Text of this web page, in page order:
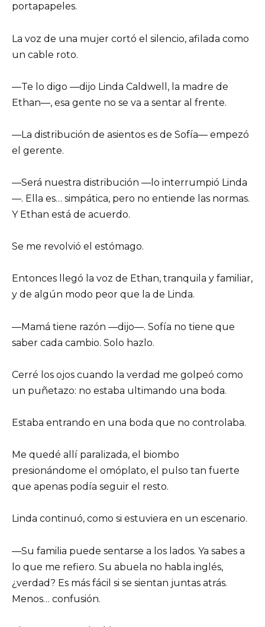
portapapeles.
La voz de una mujer cortó el silencio, afilada como
un cable roto.
—Te lo digo —dijo Linda Caldwell, la madre de
Ethan—, esa gente no se va a sentar al frente.
—La distribución de asientos es de Sofía— empezó
el gerente.
—Será nuestra distribución —lo interrumpió Linda
—. Ella es… simpática, pero no entiende las normas.
Y Ethan está de acuerdo.
Se me revolvió el estómago.
Entonces llegó la voz de Ethan, tranquila y familiar,
y de algún modo peor que la de Linda.
—Mamá tiene razón —dijo—. Sofía no tiene que
saber cada cambio. Solo hazlo.
Cerré los ojos cuando la verdad me golpeó como
un puñetazo: no estaba ultimando una boda.
Estaba entrando en una boda que no controlaba.
Me quedé allí paralizada, el biombo
presionándome el omóplato, el pulso tan fuerte
que apenas podía seguir el resto.
Linda continuó, como si estuviera en un escenario.
—Su familia puede sentarse a los lados. Ya sabes a
lo que me refiero. Su abuela no habla inglés,
¿verdad? Es más fácil si se sientan juntas atrás.
Menos… confusión.